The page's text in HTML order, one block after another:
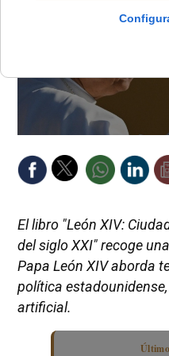
El libro "León XIV:
del siglo XXI" recoge
Papa León XIV aborda
política
artificial.